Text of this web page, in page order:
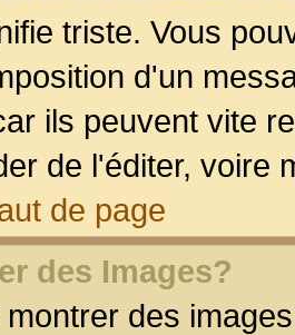
triste. Vous
d'un
ils peuvent vite
de l'éditer, voire
de page
des Images?
des